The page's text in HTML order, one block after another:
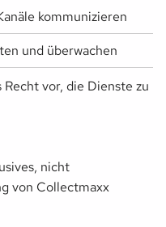
kommunizieren
und überwachen
vor, die Dienste zu
nicht
von Collectmaxx